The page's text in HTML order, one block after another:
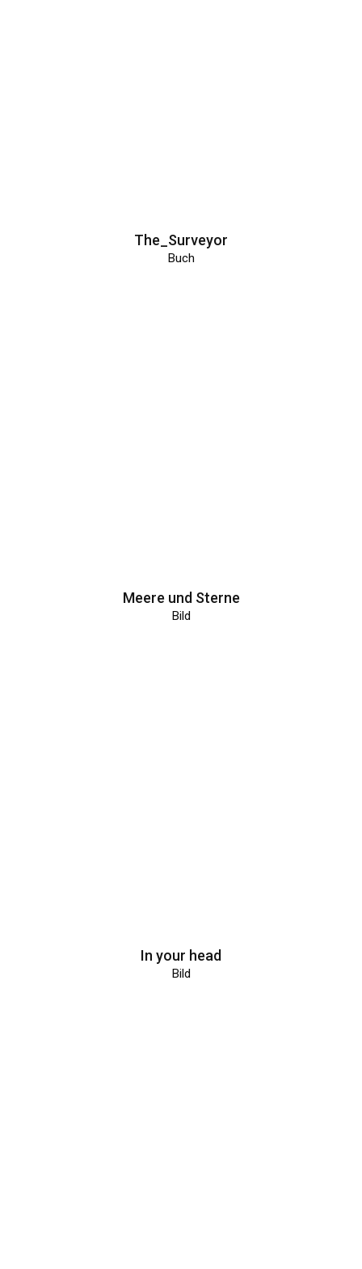
The_Surveyor
Buch
Meere und Sterne
Bild
In your head
Bild